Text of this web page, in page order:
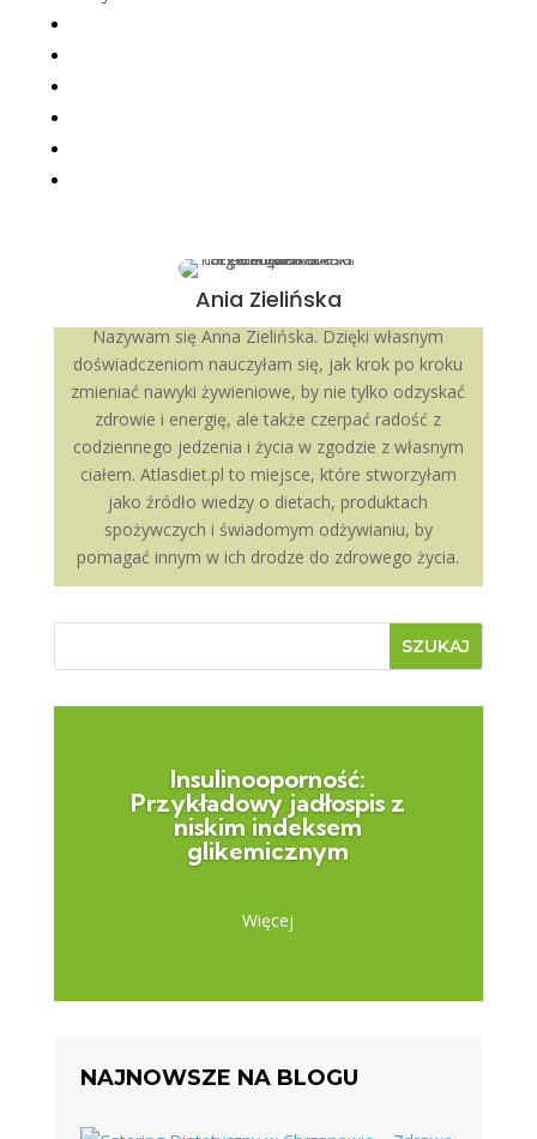
Ania Zielińska
Nazywam się Anna Zielińska. Dzięki własnym
doświadczeniom nauczyłam się, jak krok po kroku
zmieniać nawyki żywieniowe, by nie tylko odzyskać
zdrowie i energię, ale także czerpać radość z
codziennego jedzenia i życia w zgodzie z własnym
ciałem. Atlasdiet.pl to miejsce, które stworzyłam
jako źródło wiedzy o dietach, produktach
spożywczych i świadomym odżywianiu, by
pomagać innym w ich drodze do zdrowego życia.
Insulinooporność:
Przykładowy jadłospis z
niskim indeksem
glikemicznym
Więcej
NAJNOWSZE NA BLOGU